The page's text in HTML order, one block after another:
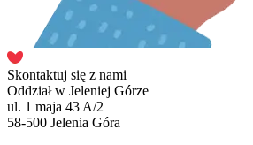
Skontaktuj się z nami
Oddział w Jeleniej Górze
ul. 1 maja 43 A/2
58-500 Jelenia Góra